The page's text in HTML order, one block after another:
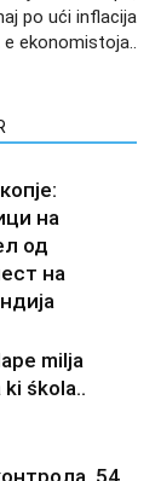
po ući inflacija
ekonomistoja..
на
од
на
milja
śkola..
54